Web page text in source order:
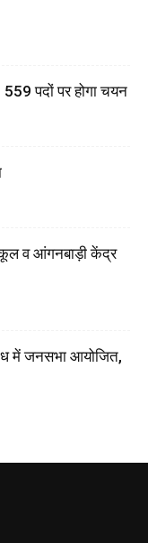
पदों पर होगा चयन
व आंगनबाड़ी केंद्र
में जनसभा आयोजित,